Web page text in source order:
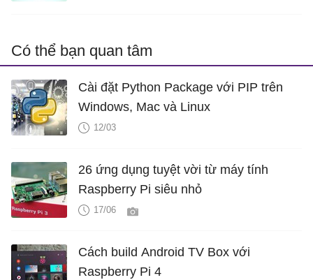
Có thể bạn quan tâm
Cài đặt Python Package với PIP trên
Windows, Mac và Linux
12/03
26 ứng dụng tuyệt vời từ máy tính
Raspberry Pi siêu nhỏ
17/06
Cách build Android TV Box với
Raspberry Pi 4